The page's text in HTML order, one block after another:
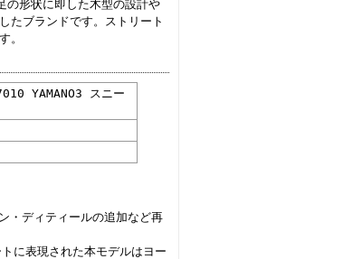
形状に即した木型の設計や
たブランドです。ストリート
。
YAMANO3 スニー
・ディティールの追加など再
に表現された本モデルはヨー